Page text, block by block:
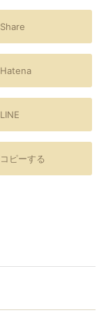
Share
Hatena
LINE
コピーする